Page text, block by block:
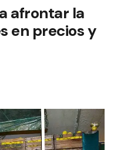
afrontar la
en precios y